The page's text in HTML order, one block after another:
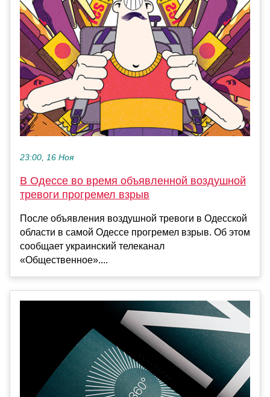
23:00, 16 Ноя
В Одессе во время объявленной воздушной
тревоги прогремел взрыв
После объявления воздушной тревоги в Одесской
области в самой Одессе прогремел взрыв. Об этом
сообщает украинский телеканал
«Общественное»....